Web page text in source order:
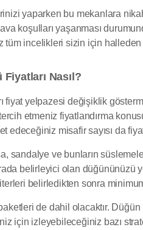
yaparken bu mekanlara
koşulları yaşanması
tüm incelikleri sizin için
Nasıl?
fiyat yelpazesi değişiklik
etmeniz fiyatlandırma
edeceğiniz misafir sayısı da
sandalye ve bunların
belirleyici olan düğününüzü
belirledikten sonra
de dahil olacaktır.
için izleyebileceğiniz bazı